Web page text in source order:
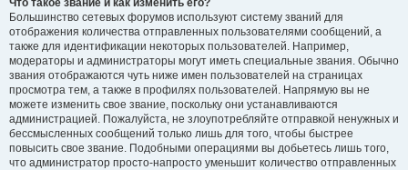
Что такое звание и как изменить его?
Большинство сетевых форумов используют систему званий для
отображения количества отправленных пользователями сообщений, а
также для идентификации некоторых пользователей. Например,
модераторы и администраторы могут иметь специальные звания. Обычно
звания отображаются чуть ниже имен пользователей на страницах
просмотра тем, а также в профилях пользователей. Напрямую вы не
можете изменить свое звание, поскольку они устанавливаются
администрацией. Пожалуйста, не злоупотребляйте отправкой ненужных и
бессмысленных сообщений только лишь для того, чтобы быстрее
повысить свое звание. Подобными операциями вы добьетесь лишь того,
что администратор просто-напросто уменьшит количество отправленных